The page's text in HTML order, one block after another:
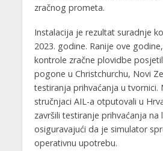
zračnog prometa.
Instalacija je rezultat suradnje
2023. godine. Ranije ove
kontrole zračne plovidbe
pogone u Christchurchu, Novi
testiranja prihvaćanja u tvornici.
stručnjaci AIL-a otputovali u
završili testiranje prihvaćanja na
osiguravajući da je simulator
operativnu upotrebu.